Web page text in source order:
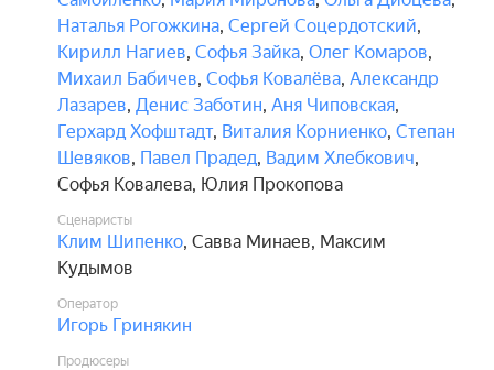
Наталья Рогожкина, Сергей Соцердотский,
Кирилл Нагиев, Софья Зайка, Олег Комаров,
Михаил Бабичев, Софья Ковалёва, Александр
Лазарев, Денис Заботин, Аня Чиповская,
Герхард Хофштадт, Виталия Корниенко, Степан
Шевяков, Павел Прадед, Вадим Хлебкович,
Софья Ковалева, Юлия Прокопова
Сценаристы
Клим Шипенко, Савва Минаев, Максим
Кудымов
Оператор
Игорь Гринякин
Продюсеры